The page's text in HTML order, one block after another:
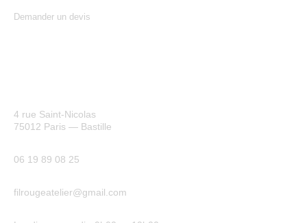
Demander un devis
4 rue Saint-Nicolas
75012 Paris — Bastille
06 19 89 08 25
filrougeatelier@gmail.com